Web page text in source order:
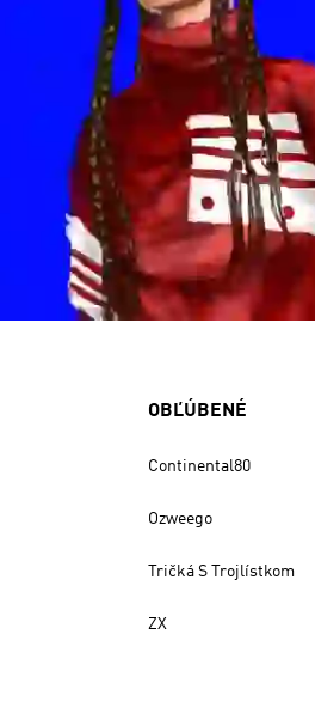
OBĽÚBENÉ
Continental80
Ozweego
Tričká S Trojlístkom
ZX